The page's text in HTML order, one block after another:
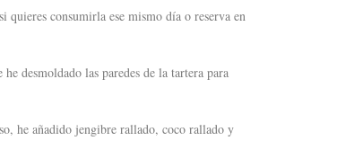
consumirla ese mismo día o reserva en
desmoldado las paredes de la tartera para
he añadido jengibre rallado, coco rallado y